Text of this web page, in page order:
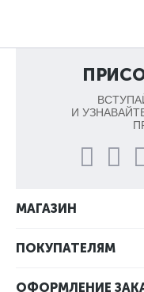
И
МАГАЗИН
ПОКУПАТЕЛЯМ
ОФОРМЛЕНИЕ